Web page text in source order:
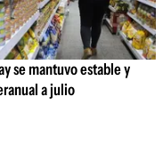
se mantuvo estable y
a julio